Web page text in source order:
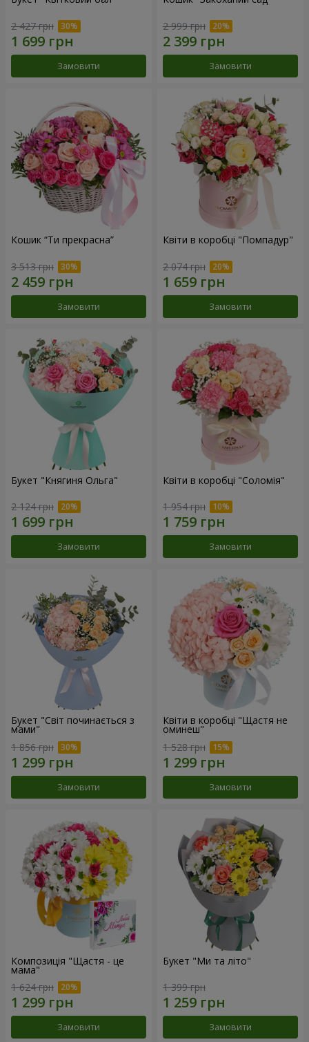
2 427 грн
Замовити
2 999 грн
Замовити
Кошик “Ти прекрасна”
3 513 грн
Замовити
Квіти в коробці "Помпадур"
2 074 грн
Замовити
Букет "Княгиня Ольга"
2 124 грн
Замовити
Квіти в коробці "Соломія"
1 954 грн
Замовити
Букет "Світ починається з
мами"
1 856 грн
Замовити
Квіти в коробці "Щастя не
оминеш"
1 528 грн
Замовити
Композиція "Щастя - це
мама"
1 624 грн
Замовити
Букет "Ми та літо"
1 399 грн
Замовити